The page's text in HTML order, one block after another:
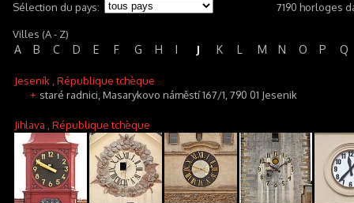
Sélection du pays: 7190 horloges
Villes (A - Z)
A B C D E F G H I J K L M N O P Q
Jeseník , République tchèque
+ staré radnici, Masarykovo náměstí 167/1, 790 01 Jesenik
Jihlava , République tchèque